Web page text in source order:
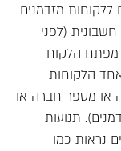
ללקוחות מזדמנים
(לפני
יותר, מפתח הלקוח
הלקוחות
או מספר חברה או
תנועות
נראות כמו